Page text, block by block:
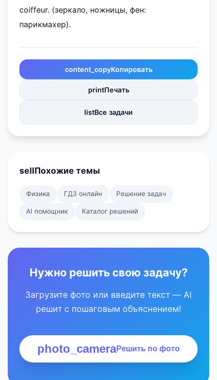
coiffeur. (зеркало, ножницы, фен:
парикмахер).
content_copyКопировать
printПечать
listВсе задачи
sellПохожие темы
Физика ГДЗ онлайн Решение задач
AI помощник Каталог решений
Нужно решить свою задачу?
Загрузите фото или введите текст — AI
решит с пошаговым объяснением!
photo_cameraРешить по фото